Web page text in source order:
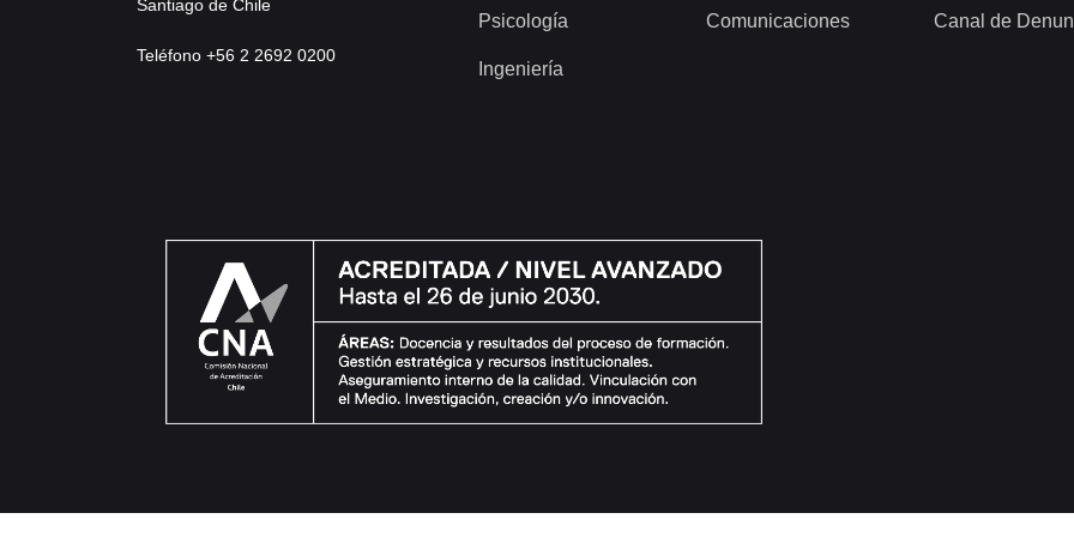
Santiago de Chile
Teléfono +56 2 2692 0200
Psicología
Ingeniería
Comunicaciones Canal de